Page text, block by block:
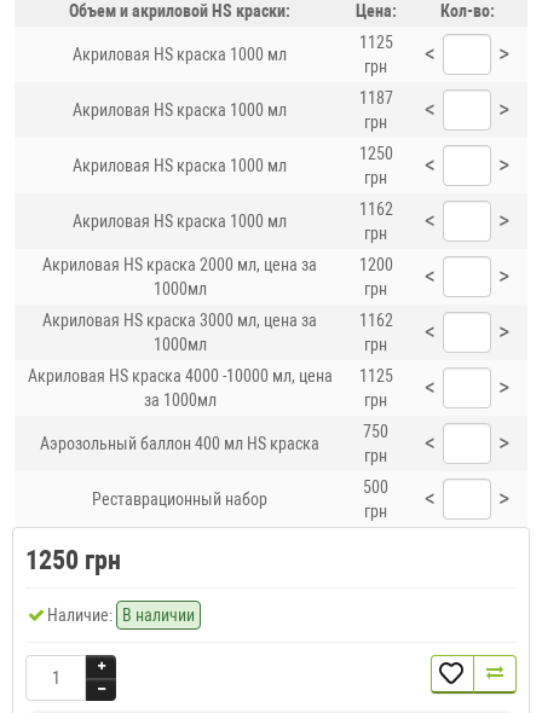
Объем и акриловой HS краски: Цена: Кол-во:
Акриловая HS краска 1000 мл
1125
грн
< >
Акриловая HS краска 1000 мл
1187
грн
< >
Акриловая HS краска 1000 мл
1250
грн
< >
Акриловая HS краска 1000 мл
1162
грн
< >
Акриловая HS краска 2000 мл, цена за
1000мл
1200
грн
< >
Акриловая HS краска 3000 мл, цена за
1000мл
1162
грн
< >
Акриловая HS краска 4000 -10000 мл, цена
за 1000мл
1125
грн
< >
Аэрозольный баллон 400 мл HS краска
750
грн
< >
Реставрационный набор
500
грн
< >
1250 грн
Наличие: В наличии